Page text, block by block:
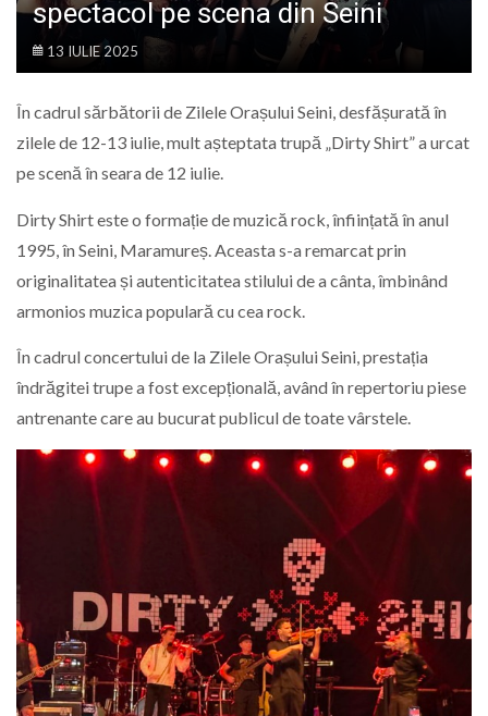
spectacol pe scena din Seini
13 IULIE 2025
În cadrul sărbătorii de Zilele Orașului Seini, desfășurată în
zilele de 12-13 iulie, mult așteptata trupă „Dirty Shirt” a urcat
pe scenă în seara de 12 iulie.
Dirty Shirt este o formație de muzică rock, înființată în anul
1995, în Seini, Maramureș. Aceasta s-a remarcat prin
originalitatea și autenticitatea stilului de a cânta, îmbinând
armonios muzica populară cu cea rock.
În cadrul concertului de la Zilele Orașului Seini, prestația
îndrăgitei trupe a fost excepțională, având în repertoriu piese
antrenante care au bucurat publicul de toate vârstele.